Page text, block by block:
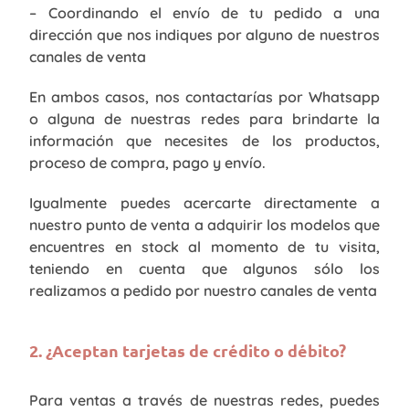
– Coordinando el envío de tu pedido a una
dirección que nos indiques por alguno de nuestros
canales de venta
En ambos casos, nos contactarías por Whatsapp
o alguna de nuestras redes para brindarte la
información que necesites de los productos,
proceso de compra, pago y envío.
Igualmente puedes acercarte directamente a
nuestro punto de venta a adquirir los modelos que
encuentres en stock al momento de tu visita,
teniendo en cuenta que algunos sólo los
realizamos a pedido por nuestro canales de venta
2. ¿Aceptan tarjetas de crédito o débito?
Para ventas a través de nuestras redes, puedes